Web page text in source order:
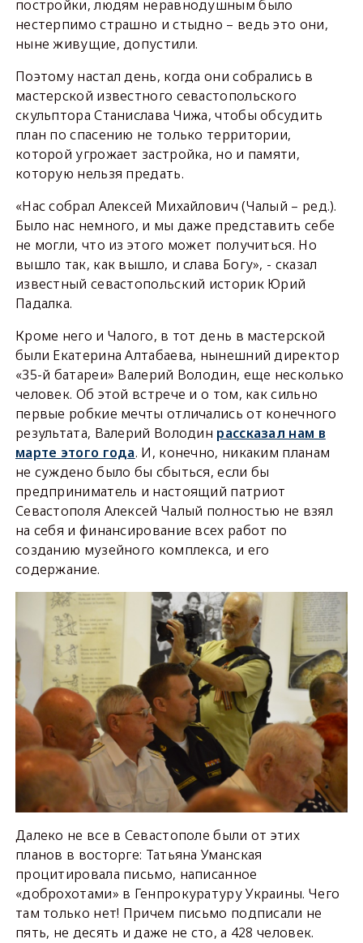
постройки, людям неравнодушным было
нестерпимо страшно и стыдно – ведь это они,
ныне живущие, допустили.
Поэтому настал день, когда они собрались в
мастерской известного севастопольского
скульптора Станислава Чижа, чтобы обсудить
план по спасению не только территории,
которой угрожает застройка, но и памяти,
которую нельзя предать.
«Нас собрал Алексей Михайлович (Чалый – ред.).
Было нас немного, и мы даже представить себе
не могли, что из этого может получиться. Но
вышло так, как вышло, и слава Богу», - сказал
известный севастопольский историк Юрий
Падалка.
Кроме него и Чалого, в тот день в мастерской
были Екатерина Алтабаева, нынешний директор
«35-й батареи» Валерий Володин, еще несколько
человек. Об этой встрече и о том, как сильно
первые робкие мечты отличались от конечного
результата, Валерий Володин рассказал нам в
марте этого года. И, конечно, никаким планам
не суждено было бы сбыться, если бы
предприниматель и настоящий патриот
Севастополя Алексей Чалый полностью не взял
на себя и финансирование всех работ по
созданию музейного комплекса, и его
содержание.
Далеко не все в Севастополе были от этих
планов в восторге: Татьяна Уманская
процитировала письмо, написанное
«доброхотами» в Генпрокуратуру Украины. Чего
там только нет! Причем письмо подписали не
пять, не десять и даже не сто, а 428 человек.